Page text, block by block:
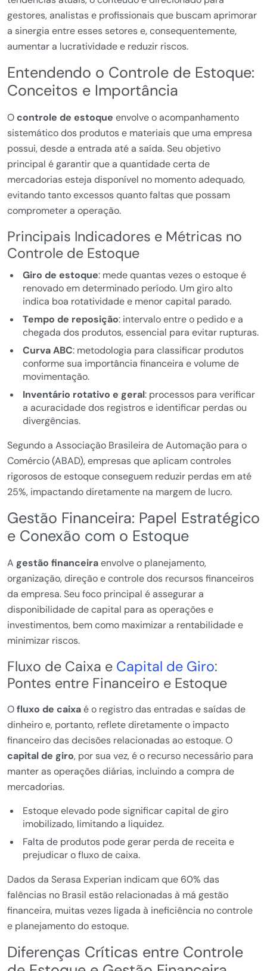
gestores, analistas e profissionais que buscam aprimorar
a sinergia entre esses setores e, consequentemente,
aumentar a lucratividade e reduzir riscos.
Entendendo o Controle de Estoque:
Conceitos e Importância
Ocontrole de estoque envolve o acompanhamento
sistemático dos produtos e materiais que uma empresa
possui, desde a entrada até a saída. Seu objetivo
principal é garantir que a quantidade certa de
mercadorias esteja disponível no momento adequado,
evitando tanto excessos quanto faltas que possam
comprometer a operação.
Principais Indicadores e Métricas no
Controle de Estoque
Giro de estoque: mede quantas vezes o estoque é
renovado em determinado período. Um giro alto
indica boa rotatividade e menor capital parado.
Tempo de reposição: intervalo entre o pedido e a
chegada dos produtos, essencial para evitar rupturas.
Curva ABC: metodologia para classificar produtos
conforme sua importância financeira e volume de
movimentação.
Inventário rotativo e geral: processos para verificar
a acuracidade dos registros e identificar perdas ou
divergências.
Segundo a Associação Brasileira de Automação para o
Comércio (ABAD), empresas que aplicam controles
rigorosos de estoque conseguem reduzir perdas em até
25%, impactando diretamente na margem de lucro.
Gestão Financeira: Papel Estratégico
e Conexão com o Estoque
A gestão financeiraenvolve o planejamento,
organização, direção e controle dos recursos financeiros
da empresa. Seu foco principal é assegurar a
disponibilidade de capital para as operações e
investimentos, bem como maximizar a rentabilidade e
minimizar riscos.
Fluxo de Caixa e Capital de Giro:
Pontes entre Financeiro e Estoque
Ofluxo de caixaé o registro das entradas e saídas de
dinheiro e, portanto, reflete diretamente o impacto
financeiro das decisões relacionadas ao estoque. O
capital de giro, por sua vez, é o recurso necessário para
manter as operações diárias, incluindo a compra de
mercadorias.
Estoque elevado pode significar capital de giro
imobilizado, limitando a liquidez.
Falta de produtos pode gerar perda de receita e
prejudicar o fluxo de caixa.
Dados da Serasa Experian indicam que 60% das
falências no Brasil estão relacionadas à má gestão
financeira, muitas vezes ligada à ineficiência no controle
e planejamento do estoque.
Diferenças Críticas entre Controle